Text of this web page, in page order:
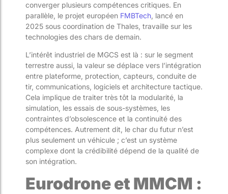
converger plusieurs compétences critiques. En
parallèle, le projet européen FMBTech , lancé en
2025 sous coordination de Thales, travaille sur les
technologies des chars de demain.
L’intérêt industriel de MGCS est là : sur le segment
terrestre aussi, la valeur se déplace vers l’intégration
entre plateforme, protection, capteurs, conduite de
tir, communications, logiciels et architecture tactique.
Cela implique de traiter très tôt la modularité, la
simulation, les essais de sous-systèmes, les
contraintes d’obsolescence et la continuité des
compétences. Autrement dit, le char du futur n’est
plus seulement un véhicule ; c’est un système
complexe dont la crédibilité dépend de la qualité de
son intégration.
Eurodrone et MMCM :